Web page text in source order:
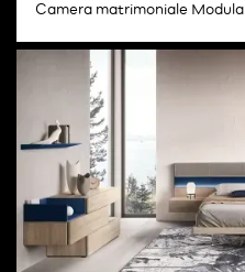
Camera matrimoniale